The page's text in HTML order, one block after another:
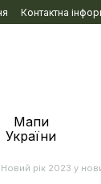
Контактна
Мапи
України
Новий рік 2023 у